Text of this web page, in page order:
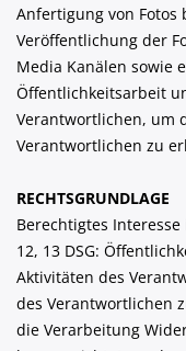
Anfertigung von Fotos
Veröffentlichung der
Media Kanälen sowie
Öffentlichkeitsarbeit
Verantwortlichen, um
Verantwortlichen zu
RECHTSGRUNDLAGE
Berechtigtes Interesse
12, 13 DSG:
Aktivitäten des
des Verantwortlichen
die Verarbeitung